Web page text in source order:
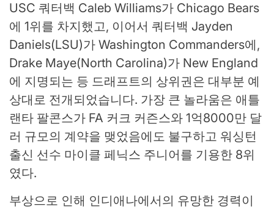
USC 쿼터백 Caleb Williams가 Chicago Bears
에 1위를 차지했고, 이어서 쿼터백 Jayden
Daniels(LSU)가 Washington Commanders에,
Drake Maye(North Carolina)가 New England
에 지명되는 등 드래프트의 상위권은 대부분 예
상대로 전개되었습니다. 가장 큰 놀라움은 애틀
랜타 팔콘스가 FA 커크 커즌스와 1억8000만 달
러 규모의 계약을 맺었음에도 불구하고 워싱턴
출신 선수 마이클 페닉스 주니어를 기용한 8위
였다.
부상으로 인해 인디애나에서의 유망한 경력이